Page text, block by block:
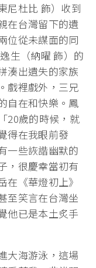
尼杜比 飾）收到
在台灣留下的遺
位從未謀面的同
生（納曜 飾）的
湊出遺失的家族
戲裡戲外，三兄
自在和快樂。鳳
20歲的時候，就
得在我眼前發
一些詼諧幽默的
，很慶幸當初有
《華燈初上》
至笑言在台灣坐
他已是本土炙手
大海游泳，這場